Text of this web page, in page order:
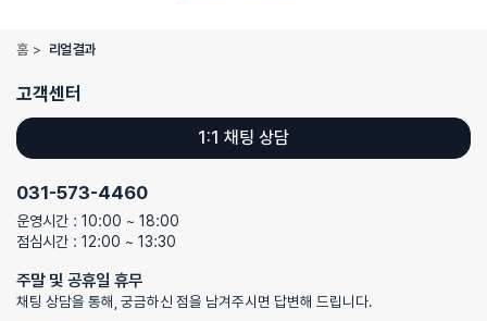
홈> 리얼 결과
고객센터
1:1 채팅 상담
031-573-4460
운영시간 : 10:00 ~ 18:00
점심시간 : 12:00 ~ 13:30
주말 및 공휴일 휴무
채팅 상담을 통해, 궁금하신 점을 남겨주시면 답변해 드립니다.